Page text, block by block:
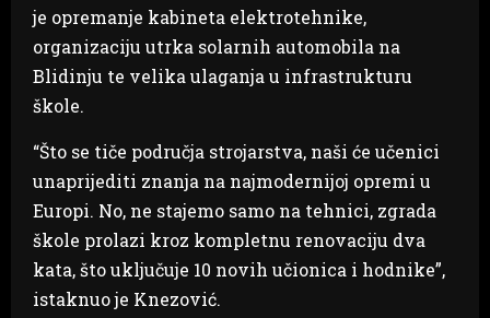
je opremanje kabineta elektrotehnike,
organizaciju utrka solarnih automobila na
Blidinju te velika ulaganja u infrastrukturu
škole.
“Što se tiče područja strojarstva, naši će učenici
unaprijediti znanja na najmodernijoj opremi u
Europi. No, ne stajemo samo na tehnici, zgrada
škole prolazi kroz kompletnu renovaciju dva
kata, što uključuje 10 novih učionica i hodnike”,
istaknuo je Knezović.